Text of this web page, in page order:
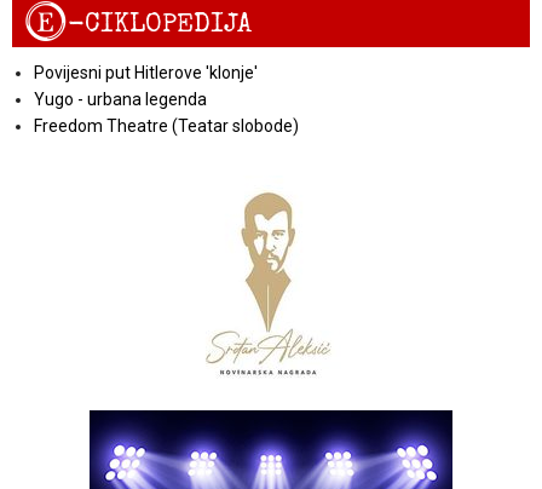
E-CIKLOPEDIJA
Povijesni put Hitlerove 'klonje'
Yugo - urbana legenda
Freedom Theatre (Teatar slobode)